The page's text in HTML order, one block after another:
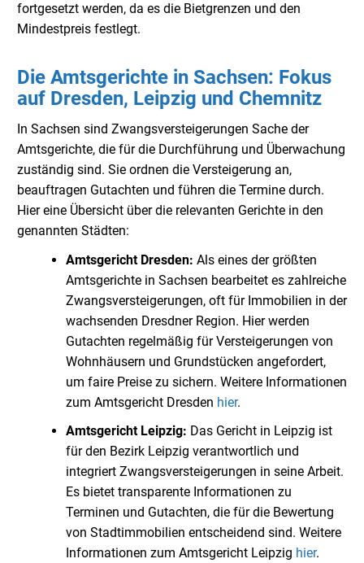
fortgesetzt werden, da es die Bietgrenzen und den
Mindestpreis festlegt.
Die Amtsgerichte in Sachsen: Fokus
auf Dresden, Leipzig und Chemnitz
In Sachsen sind Zwangsversteigerungen Sache der
Amtsgerichte, die für die Durchführung und Überwachung
zuständig sind. Sie ordnen die Versteigerung an,
beauftragen Gutachten und führen die Termine durch.
Hier eine Übersicht über die relevanten Gerichte in den
genannten Städten:
Amtsgericht Dresden: Als eines der größten
Amtsgerichte in Sachsen bearbeitet es zahlreiche
Zwangsversteigerungen, oft für Immobilien in der
wachsenden Dresdner Region. Hier werden
Gutachten regelmäßig für Versteigerungen von
Wohnhäusern und Grundstücken angefordert,
um faire Preise zu sichern. Weitere Informationen
zum Amtsgericht Dresden hier.
Amtsgericht Leipzig: Das Gericht in Leipzig ist
für den Bezirk Leipzig verantwortlich und
integriert Zwangsversteigerungen in seine Arbeit.
Es bietet transparente Informationen zu
Terminen und Gutachten, die für die Bewertung
von Stadtimmobilien entscheidend sind. Weitere
Informationen zum Amtsgericht Leipzig hier.